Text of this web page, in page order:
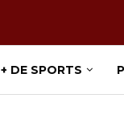
+ DE SPORTS